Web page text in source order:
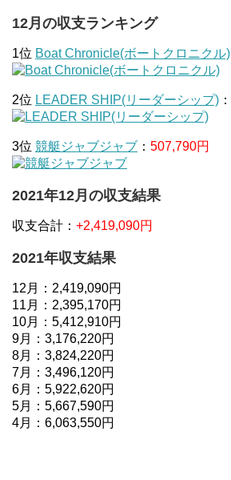
12月の収支ランキング
1位 Boat Chronicle(ボートクロニクル)
2位 LEADER SHIP(リーダーシップ) ：
3位 競艇ジャブジャブ ： 507,790円
2021年12月の収支結果
収支合計： +2,419,090円
2021年収支結果
12月：2,419,090円
11月：2,395,170円
10月：5,412,910円
9月：3,176,220円
8月：3,824,220円
7月：3,496,120円
6月：5,922,620円
5月：5,667,590円
4月：6,063,550円